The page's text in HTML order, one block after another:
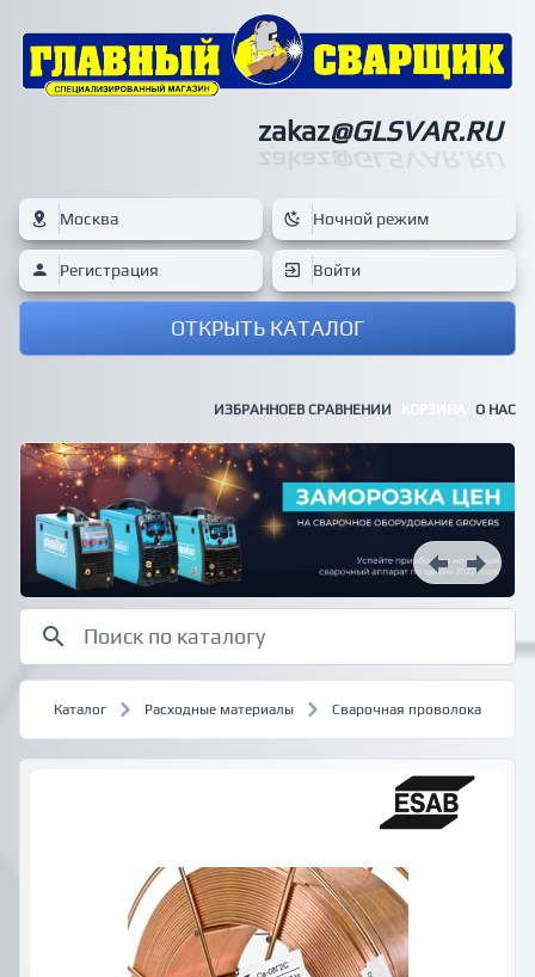
zakaz@GLSVAR.RU
Москва Ночной режим
Регистрация Войти
ОТКРЫТЬ КАТАЛОГ
ИЗБРАННОЕВ СРАВНЕНИИ О НАС
Каталог Расходные материалы Сварочная проволока